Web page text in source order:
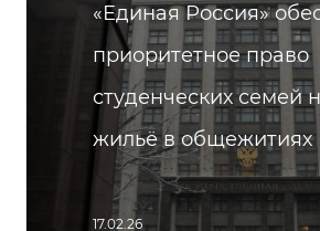
«Единая Россия»
приоритетное право
студенческих семей
жильё в общежитиях
17.02.26